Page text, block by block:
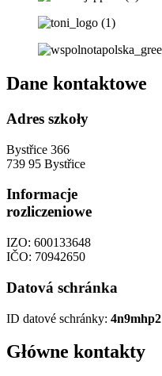
Dane kontaktowe
Adres szkoły
Bystřice 366
739 95 Bystřice
Informacje
rozliczeniowe
IZO: 600133648
IČO: 70942650
Datová schránka
ID datové schránky: 4n9mhp2
Główne kontakty